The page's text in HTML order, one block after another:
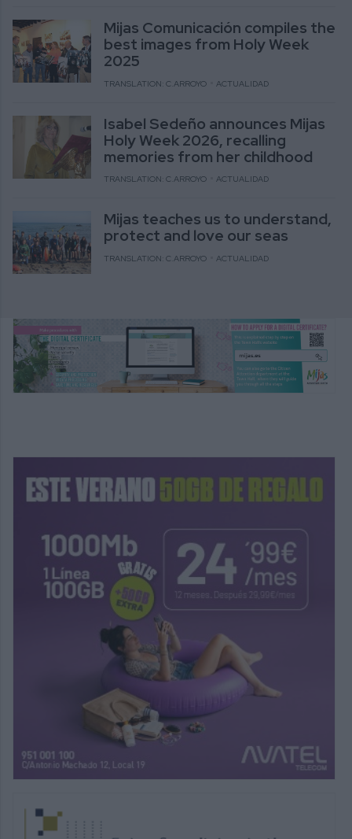
Mijas Comunicación compiles the
best images from Holy Week
2025
TRANSLATION: C.ARROYO ACTUALIDAD
Isabel Sedeño announces Mijas
Holy Week 2026, recalling
memories from her childhood
TRANSLATION: C.ARROYO ACTUALIDAD
Mijas teaches us to understand,
protect and love our seas
TRANSLATION: C.ARROYO ACTUALIDAD